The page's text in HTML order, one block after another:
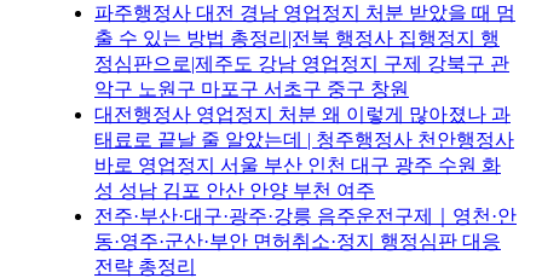
파주행정사 대전 경남 영업정지 처분 받았을 때 멈
출 수 있는 방법 총정리|전북 행정사 집행정지 행
정심판으로|제주도 강남 영업정지 구제 강북구 관
악구 노원구 마포구 서초구 중구 창원
대전행정사 영업정지 처분 왜 이렇게 많아졌나 과
태료로 끝날 줄 알았는데 | 청주행정사 천안행정사
바로 영업정지 서울 부산 인천 대구 광주 수원 화
성 성남 김포 안산 안양 부천 여주
전주·부산·대구·광주·강릉 음주운전구제｜영천·안
동·영주·군산·부안 면허취소·정지 행정심판 대응
전략 총정리